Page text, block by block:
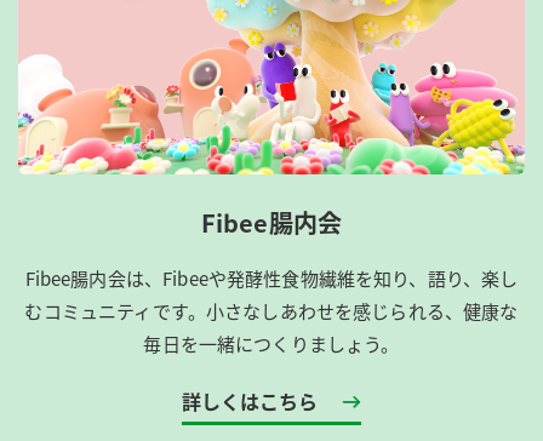
Fibee腸内会
Fibee腸内会は、​Fibeeや発酵性食物繊維を知り、語り、楽し
むコミュニティです。​小さなしあわせを感じられる、健康な
毎日を一緒につくりましょう。
詳しくはこちら